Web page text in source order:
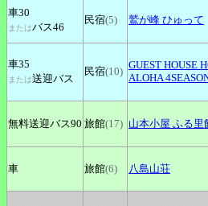
車30
またはバス46
民宿(5) 鷲が峰 ひゅって
車35
または送迎バス
民宿(10)
GUEST HOUSE
ALOHA
無料送迎バス90 旅館(17) 山本小屋 ふる里
車 旅館(6) 八島山荘